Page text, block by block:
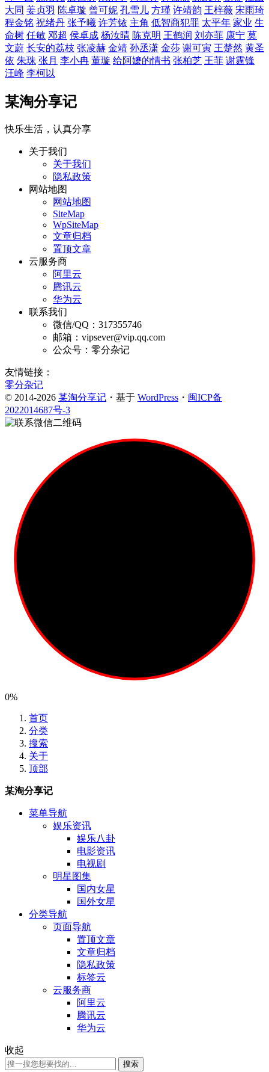
大同 姜贞羽 陈卓璇 曾可妮 孔雪儿 方瑾 许靖韵 王梓薇 宋雨琦
程金铭 祝绪丹 张予曦 许芳铱 主角 低智商犯罪 太平年 家业 生
命树 任敏 邓超 侯卓成 杨汝晴 陈克明 王鹤润 刘亦菲 康宁 莫
文蔚 长安的荔枝 张凌赫 金靖 孙丞潇 金莎 谢可寅 王楚然 黄圣
依 朱珠 张月 李小冉 董璇 给阿嬷的情书 张柏芝 王菲 谢霆锋
汪峰 李柯以
某淘分享记
快乐生活，认真分享
关于我们
关于我们
隐私政策
网站地图
网站地图
SiteMap
WpSiteMap
文章归档
置顶文章
云服务商
阿里云
腾讯云
华为云
联系我们
微信/QQ：317355746
邮箱：vipsever@vip.qq.com
公众号：零分杂记
友情链接：
零分杂记
© 2014-2026 某淘分享记 ・基于 WordPress ・ 闽ICP备
2022014687号-3
0%
首页
分类
搜索
关于
顶部
某淘分享记
菜单导航
娱乐资讯
娱乐八卦
电影资讯
电视剧
明星图集
国内女星
国外女星
分类导航
页面导航
置顶文章
文章归档
隐私政策
标签云
云服务商
阿里云
腾讯云
华为云
收起